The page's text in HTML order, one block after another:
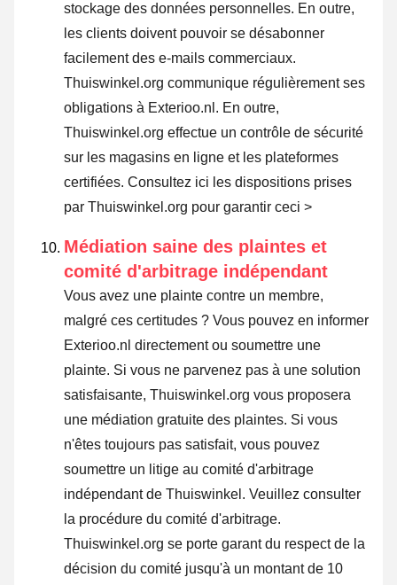
stockage des données personnelles. En outre,
les clients doivent pouvoir se désabonner
facilement des e-mails commerciaux.
Thuiswinkel.org communique régulièrement ses
obligations à Exterioo.nl. En outre,
Thuiswinkel.org effectue un contrôle de sécurité
sur les magasins en ligne et les plateformes
certifiées. Consultez ici les dispositions prises
par Thuiswinkel.org pour garantir ceci >
Médiation saine des plaintes et
comité d'arbitrage indépendant
Vous avez une plainte contre un membre,
malgré ces certitudes ? Vous pouvez en informer
Exterioo.nl directement ou soumettre une
plainte. Si vous ne parvenez pas à une solution
satisfaisante, Thuiswinkel.org vous proposera
une médiation gratuite des plaintes. Si vous
n'êtes toujours pas satisfait, vous pouvez
soumettre un litige au comité d'arbitrage
indépendant de Thuiswinkel. Veuillez consulter
la procédure du comité d'arbitrage.
Thuiswinkel.org se porte garant du respect de la
décision du comité jusqu'à un montant de 10